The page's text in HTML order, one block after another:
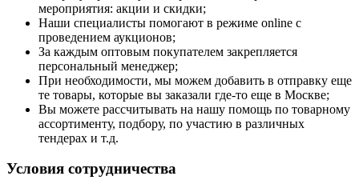
мероприятия: акции и скидки;
Наши специалисты помогают в режиме online с
проведением аукционов;
За каждым оптовым покупателем закрепляется
персональный менеджер;
При необходимости, мы можем добавить в отправку еще
те товары, которые вы заказали где-то еще в Москве;
Вы можете рассчитывать на нашу помощь по товарному
ассортименту, подбору, по участию в различных
тендерах и т.д.
Условия сотрудничества